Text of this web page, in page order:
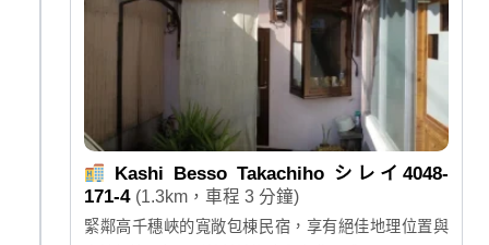
Kashi Besso Takachiho シレイ4048-
171-4 (1.3km，車程 3 分鐘)
緊鄰高千穗峽的寬敞包棟民宿，享有絕佳地理位置與